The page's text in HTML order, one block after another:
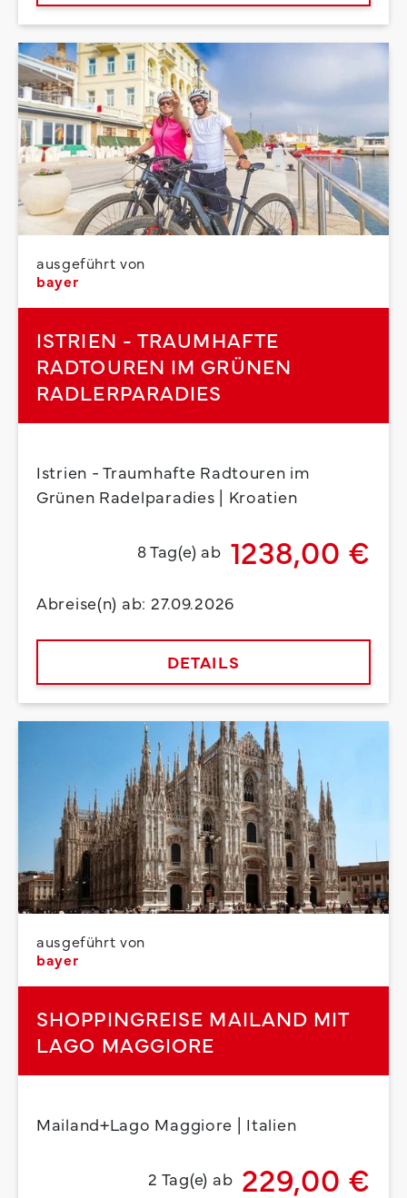
ausgeführt von
bayer
ISTRIEN - TRAUMHAFTE
RADTOUREN IM GRÜNEN
RADLERPARADIES
Istrien - Traumhafte Radtouren im
Grünen Radelparadies | Kroatien
8 Tag(e) ab 1238,00 €
Abreise(n) ab: 27.09.2026
DETAILS
ausgeführt von
bayer
SHOPPINGREISE MAILAND MIT
LAGO MAGGIORE
Mailand+Lago Maggiore | Italien
2 Tag(e) ab 229,00 €